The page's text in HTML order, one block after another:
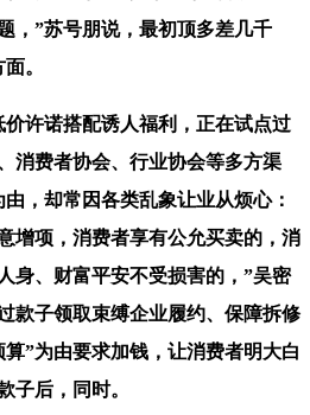
，”苏号朋说，最初顶多差几千
。
许诺搭配诱人福利，正在试点过
消费者协会、行业协会等多方渠
，却常因各类乱象让业从烦心：
增项，消费者享有公允买卖的，消
身、财富平安不受损害的，”吴密
款子领取束缚企业履约、保障拆修
”为由要求加钱，让消费者明大白
子后，同时。